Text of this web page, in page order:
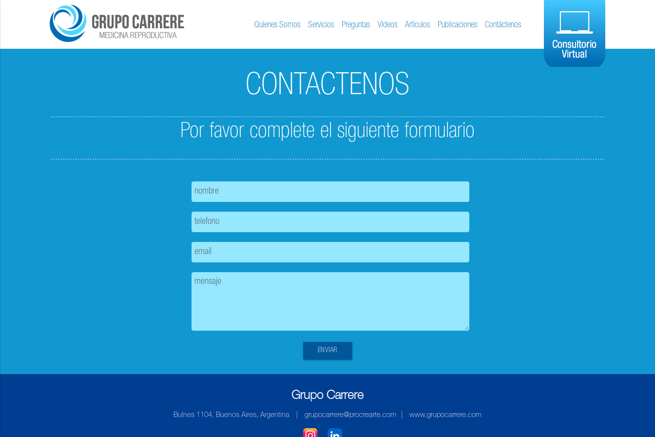
Quienes Somos Servicios Preguntas Videos Artículos Publicaciones Contáctenos
CONTACTENOS
Por favor complete el siguiente formulario
ENVIAR
Grupo Carrere
Bulnes 1104, Buenos Aires, Argentina grupocarrere@procrearte.com www.grupocarrere.com